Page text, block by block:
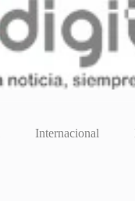
Internacional